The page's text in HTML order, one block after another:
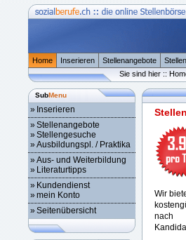
Home Inserieren Stellenangebote
Sie sind hier ::
SubMenu
» Inserieren
»Stellenangebote
»Stellengesuche
»Ausbildungspl. / Praktika
»Aus- und Weiterbildung
» Literaturtipps
» Kundendienst
»mein Konto
»Seitenübersicht
Wir
nach